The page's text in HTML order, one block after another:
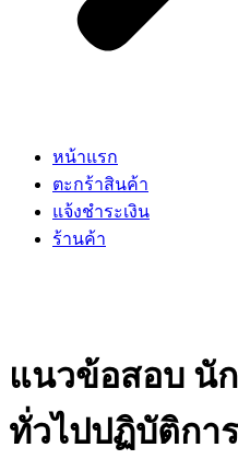
หน้าแรก
ตะกร้าสินค้า
แจ้งชำระเงิน
ร้านค้า
แนวข้อสอบ นั
ทั่วไปปฏิบัติกา